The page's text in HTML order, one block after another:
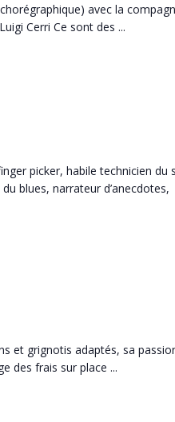
avec la
Cerri Ce sont des ...
picker, habile technicien du
blues, narrateur d’anecdotes,
et grignotis adaptés, sa
des frais sur place ...